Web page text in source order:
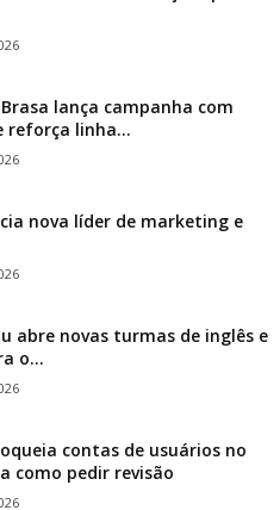
lança campanha com
reforça linha...
nova líder de marketing e
abre novas turmas de inglês e
o...
contas de usuários no
como pedir revisão